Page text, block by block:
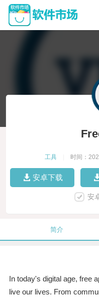
工具 时间：
安卓下载
安
简介
In today's digital age, free
live our lives. From